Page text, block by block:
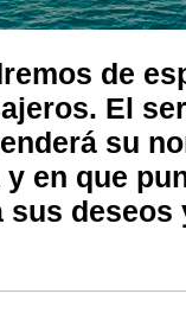
de
El
su
en que
sus